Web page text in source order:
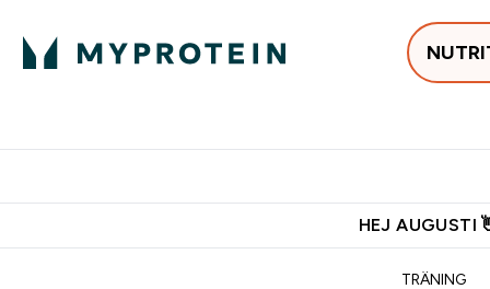
HEJ AUGUSTI
TRÄNING